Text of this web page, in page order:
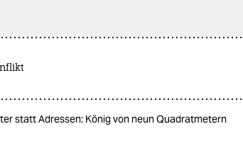
statt Adressen: König von neun Quadratmetern